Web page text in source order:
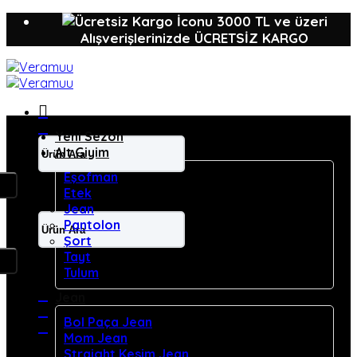
İçeriğe
3000 TL ve üzeri
Alışverişlerinizde ÜCRETSİZ KARGO
Ara:
Ara:
Yeni Sezon
Alt Giyim
Eşofman
Etek
Jean
Pantolon
Şort
Tayt
Tulum
Bol Paça Jean
Mom Jean
Straight Kesim Jean